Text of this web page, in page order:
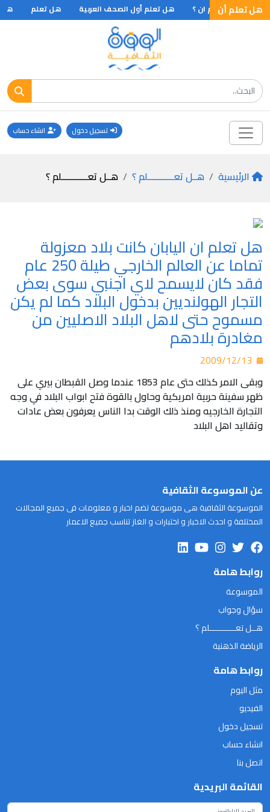
هل تعلم أنهل تعلم ان ؟ هل تعلم أول الصحف العربية هل تعلم هل
تسجيل دخول انشاء حساب
الرئيسية هــل تعـــــــــــلم ؟ هــل تعـــــــــــلم ؟
هل تعلم ان اليابان كانت بلاد معزولة
تماما عن العالم الخارجي طيلة 250 عام
فقد كان لايسمح لاي اجنبي سوى بعض
التجار الهولنديين بدخول البلاد كما لم يكن
مسموح حتى لاهل البلاد الاصليين من
مغادرة بلادهم
وبقى الامر كذلك حتى عام 1853 عندما وصل القبطان بيري على
ظهر سفينة حربية امريكية وحاول بالقوة فتح ابواب البلاد في وجه
التجارة الخارجيه ومنذ ذلك الوقت بدا الناس يعرفون بعض عادات
وتقاليد اهل البلاد
عن الموسوعة الثقافية
الموسوعة الثقافية هى موسوعة تضم اخبار و معلومات فى جميع المجالات
المختلفة و احدث الاخبار و اختبارات و الغاز تناسب جميع الاعمار
روابط هامة
الموسوعة
سؤال وجواب
هــل تعـــــــــــلم ؟
الرياضة الذهنية
روابط هامة
مثل اليوم
الفيديو
تسجيل دخول
انشاء حساب
اتصل بنا
القائمة البريدية